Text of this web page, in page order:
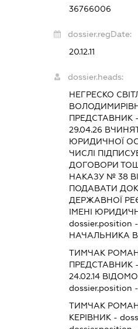
36766006
dossier.regDate:
20.12.11
dossier.heads:
НЕГРЕСКО
ПРЕДСТАВНИК
29.04.26
ЮРИДИЧНОЇ
ЧИСЛІ
ДОГОВОРИ
НАКАЗУ № 38
ПОДАВАТИ
ДЕРЖАВНОЇ
ІМЕНІ
НАЧАЛЬНИКА
ТИМЧАК
ПРЕДСТАВНИК
24.02.14
dossier.position -
ТИМЧАК
КЕРІВНИК -